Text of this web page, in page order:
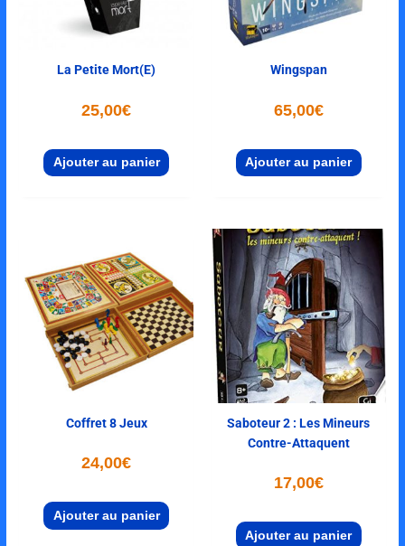
La Petite Mort(e)
25,00€
Ajouter au panier
Wingspan
65,00€
Ajouter au panier
Coffret 8 Jeux
24,00€
Ajouter au panier
Saboteur 2 : Les Mineurs
Contre-Attaquent
17,00€
Ajouter au panier